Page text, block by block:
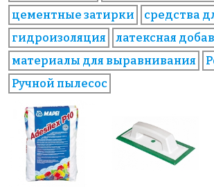
цементные затирки
средства
гидроизоляция
латексная
материалы для выравнивания
Ручной пылесос